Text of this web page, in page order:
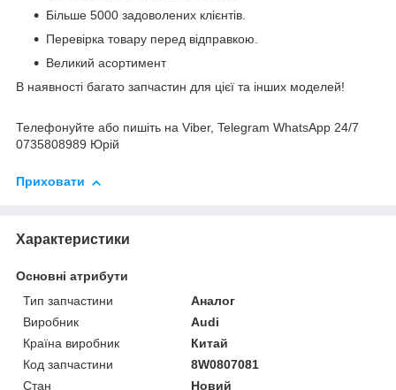
Більше 5000 задоволених клієнтів.
Перевірка товару перед відправкою.
Великий асортимент
В наявності багато запчастин для цієї та інших моделей!
Телефонуйте або пишіть на Viber, Telegram WhatsApp 24/7
0735808989 Юрій
Приховати
Характеристики
Основні атрибути
Тип запчастини
Аналог
Виробник
Audi
Країна виробник
Китай
Код запчастини
8W0807081
Стан
Новий